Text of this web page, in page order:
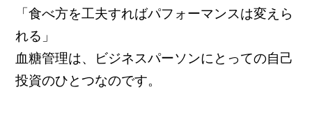
「食べ方を工夫すればパフォーマンスは変えら
れる」
血糖管理は、ビジネスパーソンにとっての自己
投資のひとつなのです。